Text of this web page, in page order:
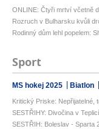
ONLINE: Čtyři mrtví včetně
Rozruch v Bulharsku kvůli
Rodinný dům lehl popelem:
Sport
MS hokej 2025 Biatlon
Kritický Priske: Nepřijatelné,
SESTŘIHY: Divočina v
SESTŘIH: Boleslav - Sparta